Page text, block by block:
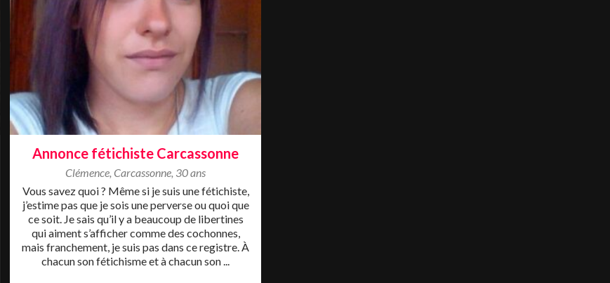
Annonce fétichiste Carcassonne
Clémence,Carcassonne, 30 ans
Vous savez quoi ? Même si je suis une fétichiste,
j’estime pas que je sois une perverse ou quoi que
ce soit. Je sais qu’il y a beaucoup de libertines
qui aiment s’afficher comme des cochonnes,
mais franchement, je suis pas dans ce registre. À
chacun son fétichisme et à chacun son ...